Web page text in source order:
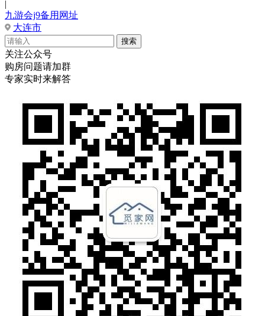
|
九游会j9备用网址
大连市
关注公众号
购房问题请加群
专家实时来解答